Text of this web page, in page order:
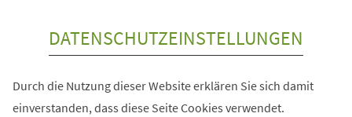
DATENSCHUTZEINSTELLUNGEN
Durch die Nutzung dieser Website erklären Sie sich damit
einverstanden, dass diese Seite Cookies verwendet.